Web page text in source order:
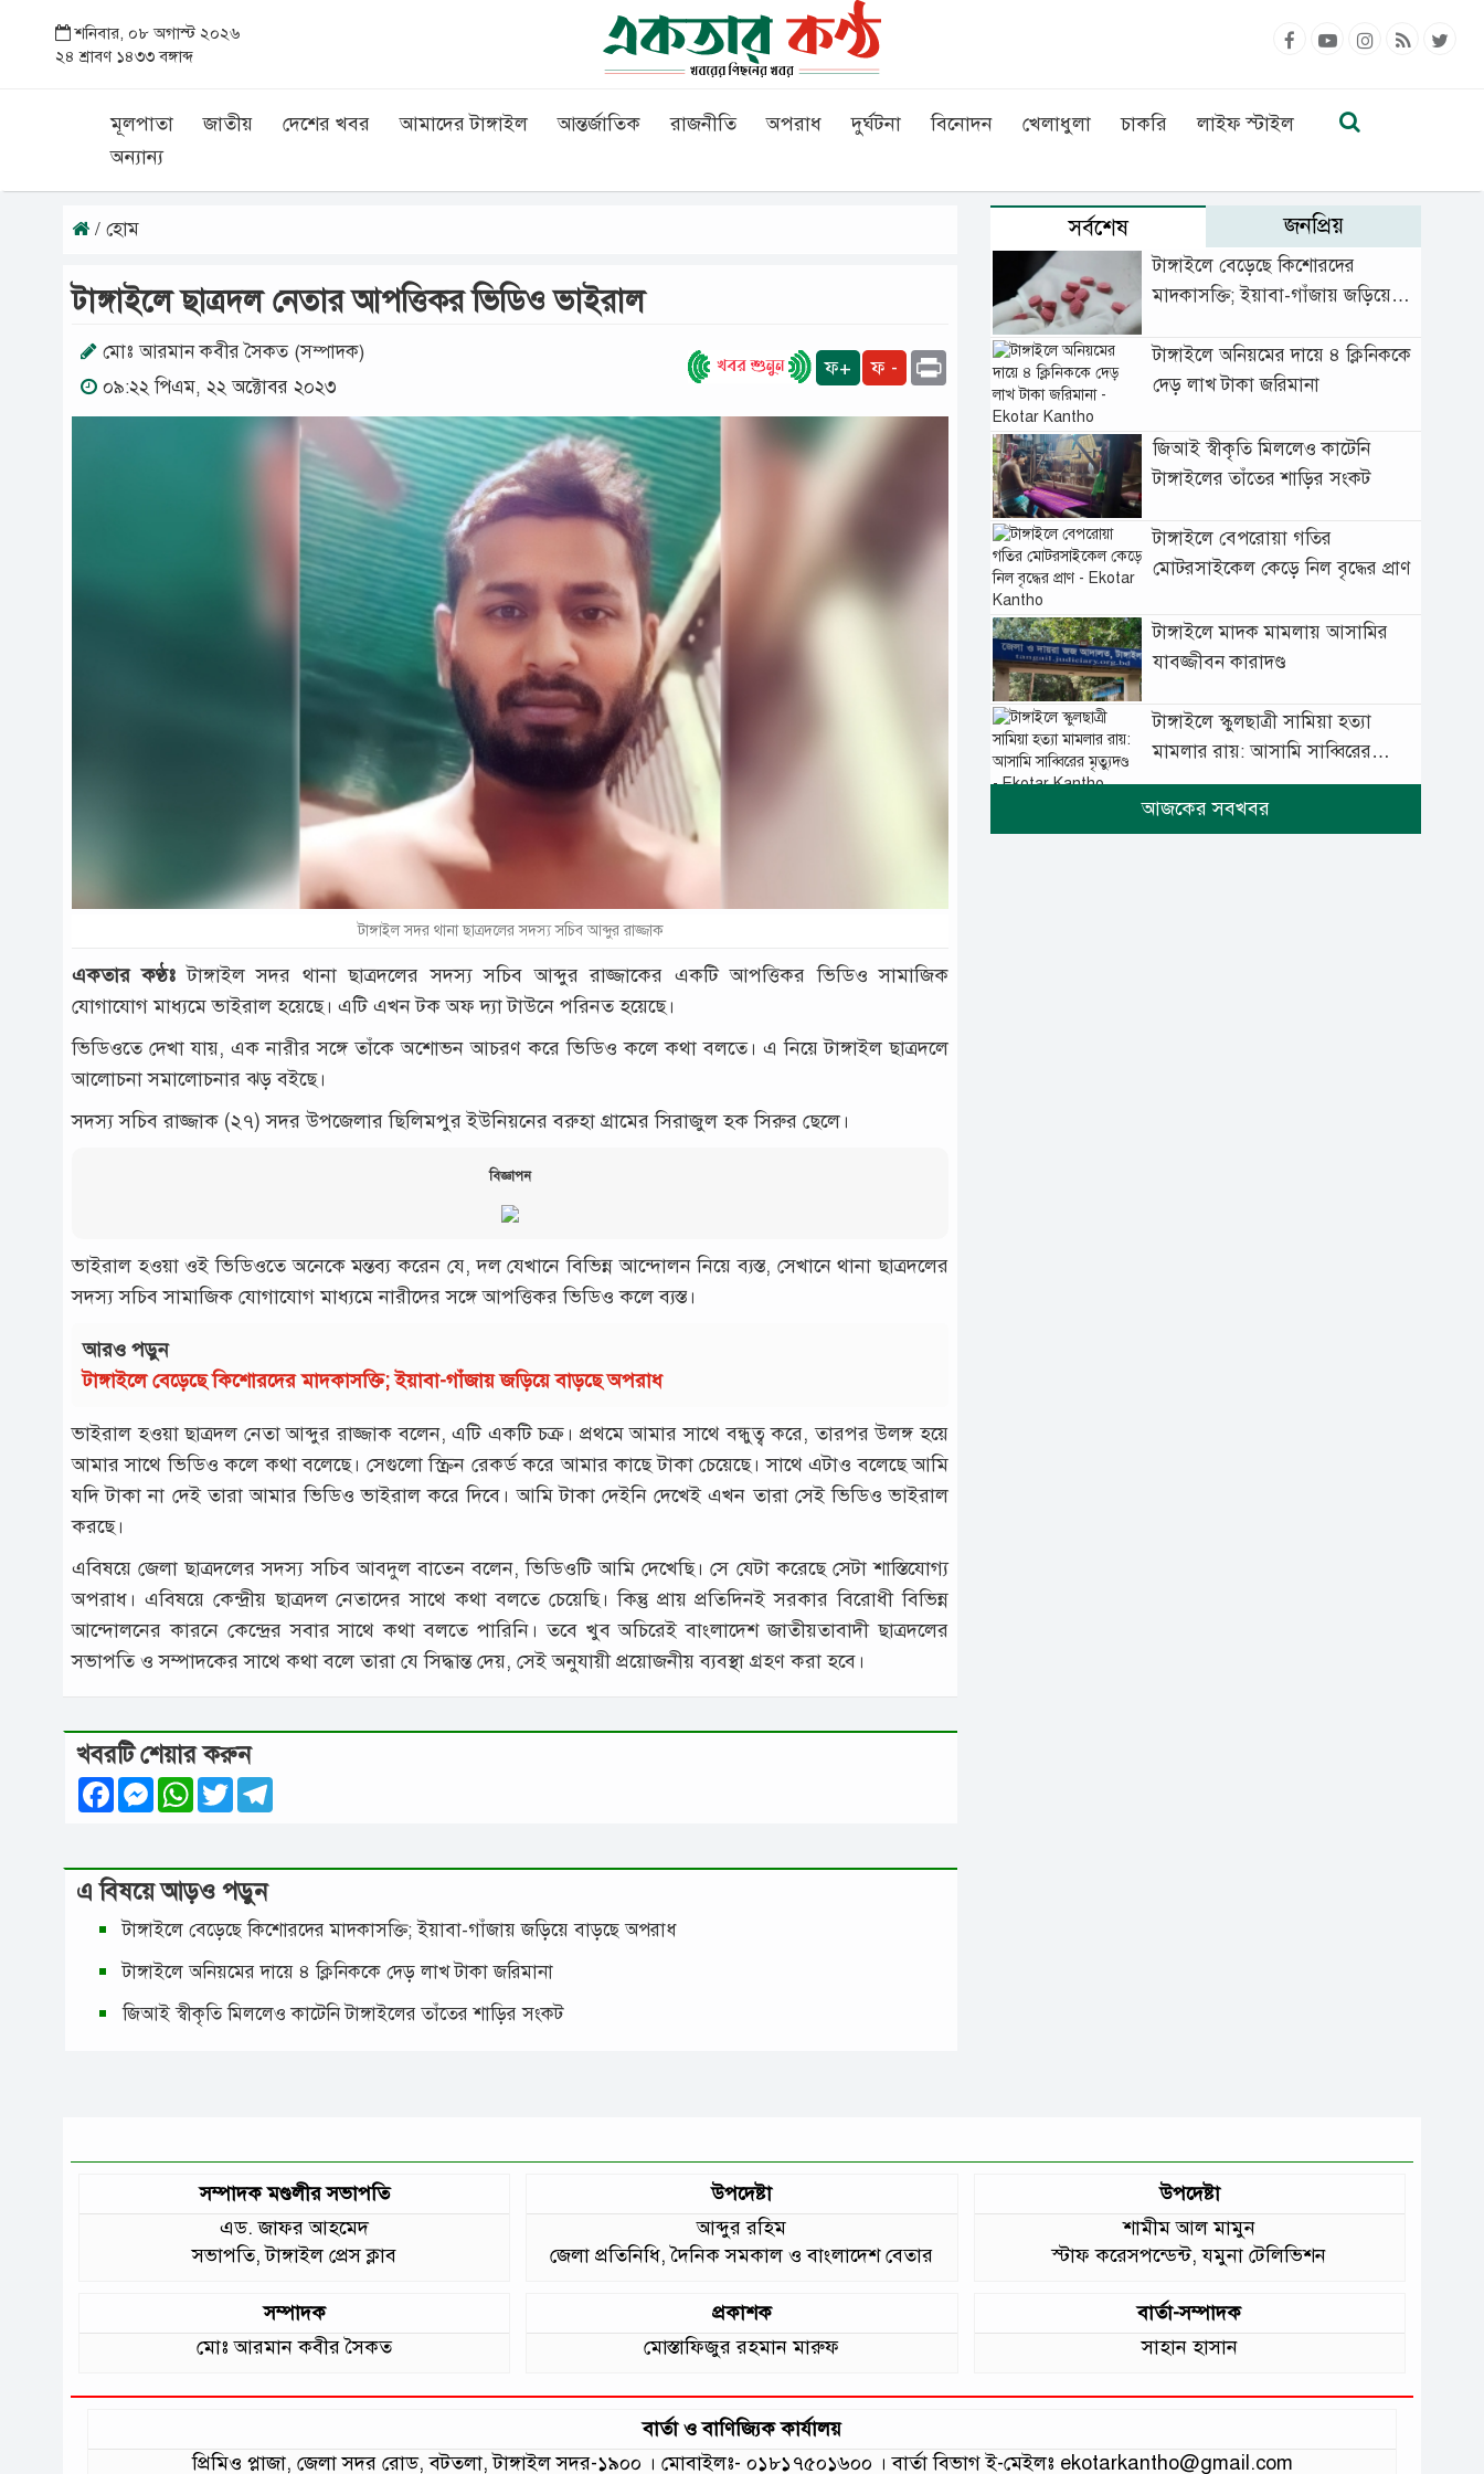
শনিবার, ০৮ অগাস্ট ২০২৬
২৪ শ্রাবণ ১৪৩৩ বঙ্গাব্দ
মূলপাতা জাতীয় দেশের খবর আমাদের টাঙ্গাইল আন্তর্জাতিক রাজনীতি অপরাধ দুর্ঘটনা বিনোদন খেলাধুলা চাকরি
লাইফ স্টাইল
অন্যান্য
/ হোম
টাঙ্গাইলে ছাত্রদল নেতার আপত্তিকর ভিডিও ভাইরাল
মোঃ আরমান কবীর সৈকত (সম্পাদক)
০৯:২২ পিএম, ২২ অক্টোবর ২০২৩
ফ+ ফ - Print
টাঙ্গাইল সদর থানা ছাত্রদলের সদস্য সচিব আব্দুর রাজ্জাক
একতার কণ্ঠঃ টাঙ্গাইল সদর থানা ছাত্রদলের সদস্য সচিব আব্দুর রাজ্জাকের একটি আপত্তিকর ভিডিও সামাজিক
যোগাযোগ মাধ্যমে ভাইরাল হয়েছে। এটি এখন টক অফ দ্যা টাউনে পরিনত হয়েছে।
ভিডিওতে দেখা যায়, এক নারীর সঙ্গে তাঁকে অশোভন আচরণ করে ভিডিও কলে কথা বলতে। এ নিয়ে টাঙ্গাইল ছাত্রদলে
আলোচনা সমালোচনার ঝড় বইছে।
সদস্য সচিব রাজ্জাক (২৭) সদর উপজেলার ছিলিমপুর ইউনিয়নের বরুহা গ্রামের সিরাজুল হক সিরুর ছেলে।
বিজ্ঞাপন
ভাইরাল হওয়া ওই ভিডিওতে অনেকে মন্তব্য করেন যে, দল যেখানে বিভিন্ন আন্দোলন নিয়ে ব্যস্ত, সেখানে থানা ছাত্রদলের
সদস্য সচিব সামাজিক যোগাযোগ মাধ্যমে নারীদের সঙ্গে আপত্তিকর ভিডিও কলে ব্যস্ত।
আরও পড়ুন
টাঙ্গাইলে বেড়েছে কিশোরদের মাদকাসক্তি; ইয়াবা-গাঁজায় জড়িয়ে বাড়ছে অপরাধ
ভাইরাল হওয়া ছাত্রদল নেতা আব্দুর রাজ্জাক বলেন, এটি একটি চক্র। প্রথমে আমার সাথে বন্ধুত্ব করে, তারপর উলঙ্গ হয়ে
আমার সাথে ভিডিও কলে কথা বলেছে। সেগুলো স্ক্রিন রেকর্ড করে আমার কাছে টাকা চেয়েছে। সাথে এটাও বলেছে আমি
যদি টাকা না দেই তারা আমার ভিডিও ভাইরাল করে দিবে। আমি টাকা দেইনি দেখেই এখন তারা সেই ভিডিও ভাইরাল
করছে।
এবিষয়ে জেলা ছাত্রদলের সদস্য সচিব আবদুল বাতেন বলেন, ভিডিওটি আমি দেখেছি। সে যেটা করেছে সেটা শাস্তিযোগ্য
অপরাধ। এবিষয়ে কেন্দ্রীয় ছাত্রদল নেতাদের সাথে কথা বলতে চেয়েছি। কিন্তু প্রায় প্রতিদিনই সরকার বিরোধী বিভিন্ন
আন্দোলনের কারনে কেন্দ্রের সবার সাথে কথা বলতে পারিনি। তবে খুব অচিরেই বাংলাদেশ জাতীয়তাবাদী ছাত্রদলের
সভাপতি ও সম্পাদকের সাথে কথা বলে তারা যে সিদ্ধান্ত দেয়, সেই অনুযায়ী প্রয়োজনীয় ব্যবস্থা গ্রহণ করা হবে।
খবরটি শেয়ার করুন
FacebookMessenger
WhatsApp
Twitter
এ বিষয়ে আড়ও পড়ুন
টাঙ্গাইলে বেড়েছে কিশোরদের মাদকাসক্তি; ইয়াবা-গাঁজায় জড়িয়ে বাড়ছে অপরাধ
টাঙ্গাইলে অনিয়মের দায়ে ৪ ক্লিনিককে দেড় লাখ টাকা জরিমানা
জিআই স্বীকৃতি মিললেও কাটেনি টাঙ্গাইলের তাঁতের শাড়ির সংকট
সর্বশেষ জনপ্রিয়
টাঙ্গাইলে বেড়েছে কিশোরদের
মাদকাসক্তি; ইয়াবা-গাঁজায় জড়িয়ে
টাঙ্গাইলে অনিয়মের দায়ে ৪ ক্লিনিককে
দেড় লাখ টাকা জরিমানা
জিআই স্বীকৃতি মিললেও কাটেনি
টাঙ্গাইলের তাঁতের শাড়ির সংকট
টাঙ্গাইলে বেপরোয়া গতির
মোটরসাইকেল কেড়ে নিল বৃদ্ধের প্রাণ
টাঙ্গাইলে মাদক মামলায় আসামির
যাবজ্জীবন কারাদণ্ড
টাঙ্গাইলে স্কুলছাত্রী সামিয়া হত্যা
মামলার রায়: আসামি সাব্বিরের
মৃত্যুদণ্ড
টানা বৃষ্টিতে টাঙ্গাইলে বিপর্যস্ত
সম্পাদক মণ্ডলীর সভাপতি
এড. জাফর আহমেদ
সভাপতি, টাঙ্গাইল প্রেস ক্লাব
উপদেষ্টা
আব্দুর রহিম
জেলা প্রতিনিধি, দৈনিক সমকাল ও বাংলাদেশ বেতার
উপদেষ্টা
শামীম আল মামুন
স্টাফ করেসপন্ডেন্ট, যমুনা টেলিভিশন
সম্পাদক
মোঃ আরমান কবীর সৈকত
প্রকাশক
মোস্তাফিজুর রহমান মারুফ
বার্তা-সম্পাদক
সাহান হাসান
বার্তা ও বাণিজ্যিক কার্যালয়
প্রিমিও প্লাজা, জেলা সদর রোড, বটতলা, টাঙ্গাইল সদর-১৯০০ । মোবাইলঃ- ০১৮১৭৫০১৬০০ । বার্তা বিভাগ ই-মেইলঃ ekotarkantho@gmail.com